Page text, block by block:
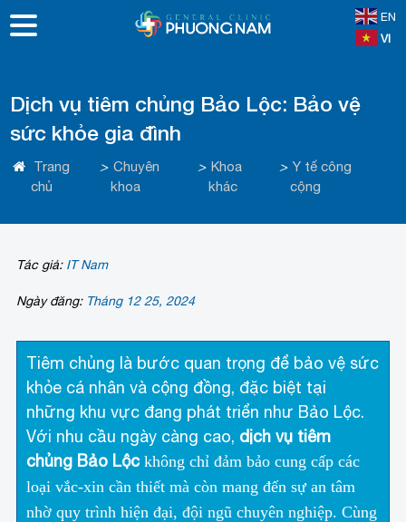
EN
VI
Dịch vụ tiêm chủng Bảo Lộc: Bảo vệ
sức khỏe gia đình
Trang
chủ
> Chuyên
khoa
> Khoa
khác
> Y tế công
cộng
Tác giả: IT Nam
Ngày đăng: Tháng 12 25, 2024
Tiêm chủng là bước quan trọng để bảo vệ sức
khỏe cá nhân và cộng đồng, đặc biệt tại
những khu vực đang phát triển như Bảo Lộc.
Với nhu cầu ngày càng cao, dịch vụ tiêm
chủng Bảo Lộckhông chỉ đảm bảo cung cấp các
loại vắc-xin cần thiết mà còn mang đến sự an tâm
nhờ quy trình hiện đại, đội ngũ chuyên nghiệp. Cùng